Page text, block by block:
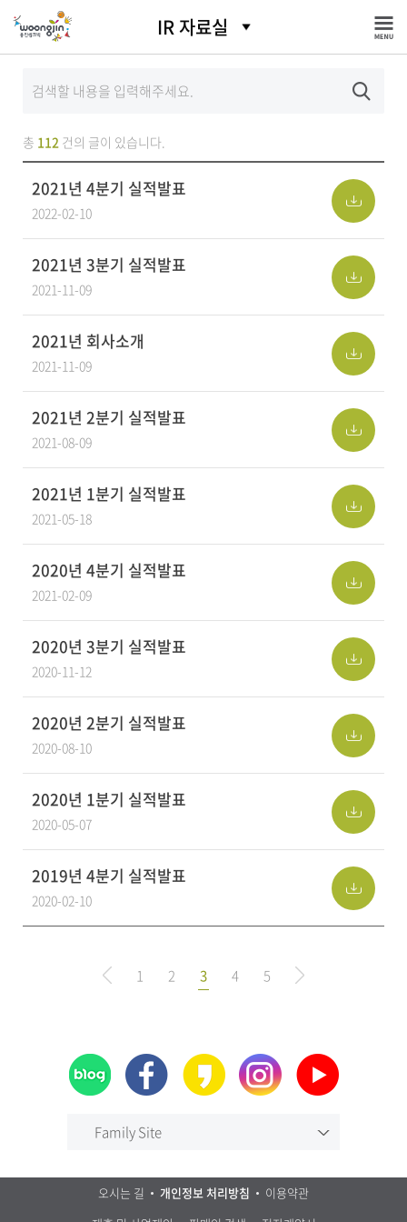
IR 자료실
총 112 건의 글이 있습니다.
2021년 4분기 실적발표
2022-02-10
2021년 3분기 실적발표
2021-11-09
2021년 회사소개
2021-11-09
2021년 2분기 실적발표
2021-08-09
2021년 1분기 실적발표
2021-05-18
2020년 4분기 실적발표
2021-02-09
2020년 3분기 실적발표
2020-11-12
2020년 2분기 실적발표
2020-08-10
2020년 1분기 실적발표
2020-05-07
2019년 4분기 실적발표
2020-02-10
1 2 3 4 5
Family Site
오시는 길 개인정보 처리방침
이용약관